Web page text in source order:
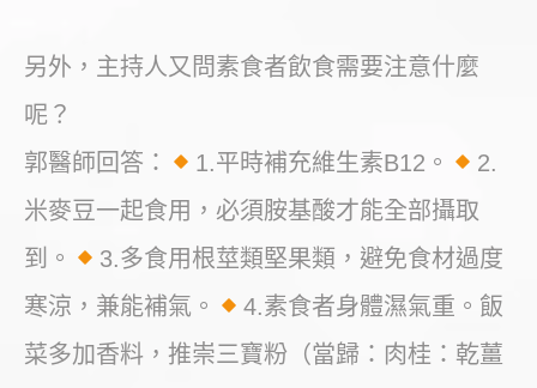
另外，主持人又問素食者飲食需要注意什麼
呢？
郭醫師回答：
1.平時補充維生素B12。
2.
米麥豆一起食用，必須胺基酸才能全部攝取
到。
3.多食用根莖類堅果類，避免食材過度
寒涼，兼能補氣。
4.素食者身體濕氣重。飯
菜多加香料，推崇三寶粉（當歸：肉桂：乾薑